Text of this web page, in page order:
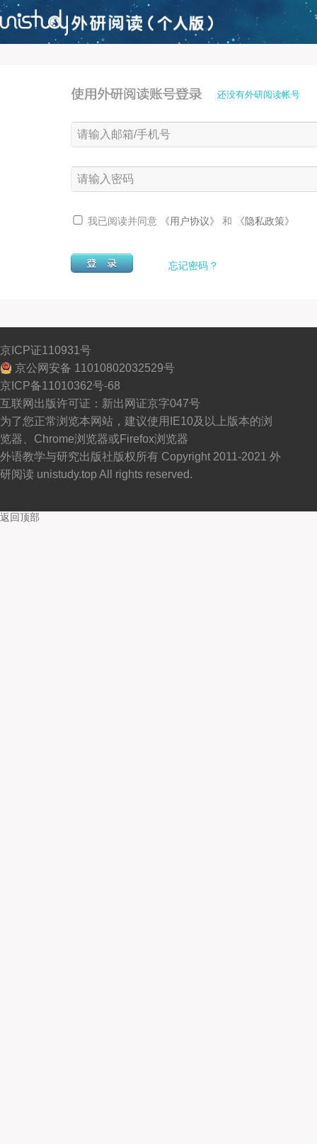
还没有外研阅读帐号
我已阅读并同意 《用户协议》 和 《隐私政策》
忘记密码 ?
京ICP证110931号
京公网安备 11010802032529号
京ICP备11010362号-68
互联网出版许可证：新出网证京字047号
为了您正常浏览本网站，建议使用IE10及以上版本的浏
览器、Chrome浏览器或Firefox浏览器
外语教学与研究出版社版权所有 Copyright 2011-2021 外
研阅读 unistudy.top All rights reserved.
返回顶部